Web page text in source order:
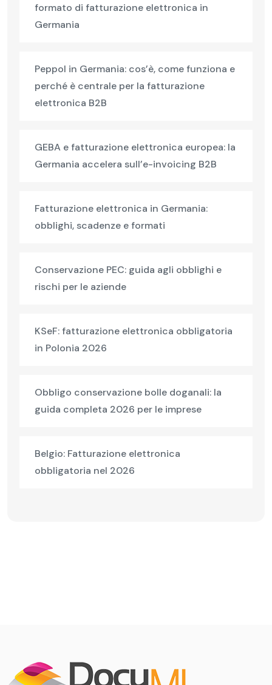
formato di fatturazione elettronica in
Germania
Peppol in Germania: cos’è, come funziona e
perché è centrale per la fatturazione
elettronica B2B
GEBA e fatturazione elettronica europea: la
Germania accelera sull’e-invoicing B2B
Fatturazione elettronica in Germania:
obblighi, scadenze e formati
Conservazione PEC: guida agli obblighi e
rischi per le aziende
KSeF: fatturazione elettronica obbligatoria
in Polonia 2026
Obbligo conservazione bolle doganali: la
guida completa 2026 per le imprese
Belgio: Fatturazione elettronica
obbligatoria nel 2026